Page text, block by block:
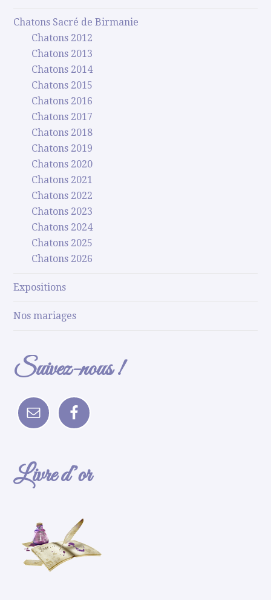
Chatons Sacré de Birmanie
Chatons 2012
Chatons 2013
Chatons 2014
Chatons 2015
Chatons 2016
Chatons 2017
Chatons 2018
Chatons 2019
Chatons 2020
Chatons 2021
Chatons 2022
Chatons 2023
Chatons 2024
Chatons 2025
Chatons 2026
Expositions
Nos mariages
Suivez-nous !
Livre d’or